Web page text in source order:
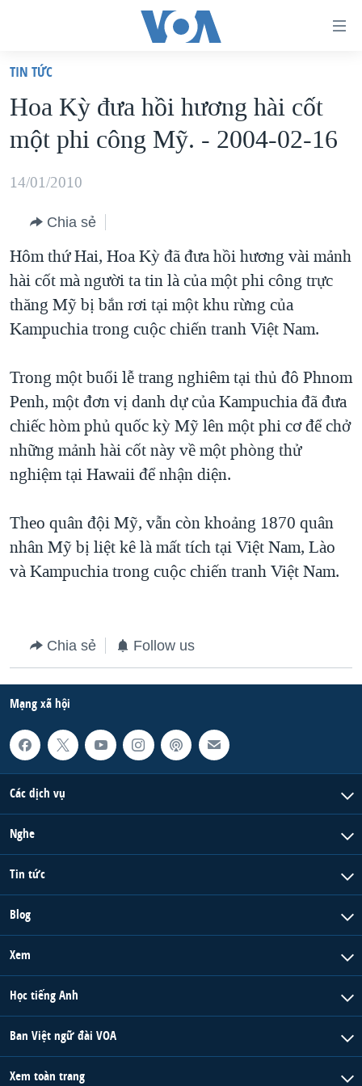
truy
cập
Tới
dung
chính
điều
hướng
chính
Đi
"Tìm"
VIỆT NAM
HOA KỲ
BIỂN ĐÔNG
BLOG
DIỄN ĐÀN
MỤC
TỰ DO BÁO CHÍ
NGƯỜI VIỆT HẢI NGOẠI
ĐỜI SỐNG
KHOA HỌC
VĂN HOÁ
THỂ THAO
GIÁO DỤC
CHUYÊN ĐỀ
HÀNH TRÌNH BẦU CỬ 2024
MỘT NĂM CHIẾN TRANH TẠI DẢI GAZA
GIẢI MÃ VÀNH ĐAI & CON ĐƯỜNG
NGÀY TỊ NẠN THẾ GIỚI
GROUND ZERO – XƯA VÀ NAY
CHI PHÍ CHIẾN TRANH AFGHANISTAN
TRỊNH VĨNH BÌNH VS. CHÍNH PHỦ VIỆT NAM
NGƯ DÂN VIỆT VÀ LÀN SÓNG TRỘM HẢI SÂM
BÊN KIA QUỐC LỘ: TIẾNG VỌNG TỪ NÔNG THÔN MỸ
QUAN HỆ VIỆT MỸ
VIDEO
NGHE
MẠNG XÃ HỘI
Ngôn ngữ khác
TIN TỨC
Hoa Kỳ đưa hồi hương hài cốt
một phi công Mỹ. - 2004-02-16
14/01/2010
Chia sẻ
Hôm thứ Hai, Hoa Kỳ đã đưa hồi hương vài mảnh
hài cốt mà người ta tin là của một phi công trực
thăng Mỹ bị bắn rơi tại một khu rừng của
Kampuchia trong cuộc chiến tranh Việt Nam.
Trong một buổi lễ trang nghiêm tại thủ đô Phnom
Penh, một đơn vị danh dự của Kampuchia đã đưa
chiếc hòm phủ quốc kỳ Mỹ lên một phi cơ để chở
những mảnh hài cốt này về một phòng thử
nghiệm tại Hawaii để nhận diện.
Theo quân đội Mỹ, vẫn còn khoảng 1870 quân
nhân Mỹ bị liệt kê là mất tích tại Việt Nam, Lào
và Kampuchia trong cuộc chiến tranh Việt Nam.
Chia sẻ Follow us
Mạng xã hội
Các dịch vụ
Nghe
Tin tức
Blog
Xem
Học tiếng Anh
Ban Việt ngữ đài VOA
Xem toàn trang